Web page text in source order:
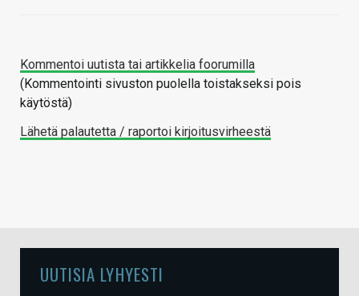
Kommentoi uutista tai artikkelia foorumilla
(Kommentointi sivuston puolella toistakseksi pois
käytöstä)
Lähetä palautetta / raportoi kirjoitusvirheestä
UUTISIA LYHYESTI